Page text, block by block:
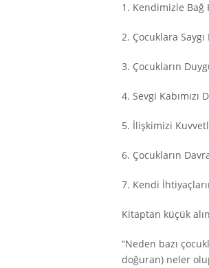
1. Kendimizle Bağ
2. Çocuklara
3. Çocukların
4. Sevgi
5. İlişkimizi
6. Çocukların
7. Kendi
Kitaptan küçük
“Neden bazı
doğuran) neler